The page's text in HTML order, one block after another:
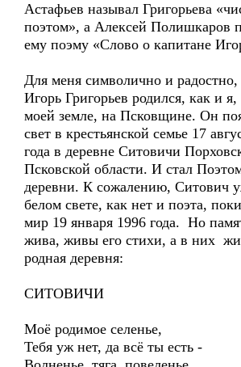
Астафьев называл Григорьева
поэтом», а Алексей Полишкаров
ему поэму «Слово о капитане
Для меня символично и радостно,
Игорь Григорьев родился, как и
моей земле, на Псковщине. Он
свет в крестьянской семье 17
года в деревне Ситовичи
Псковской области. И стал
деревни. К сожалению, Ситович
белом свете, как нет и поэта,
мир 19 января 1996 года. Но
жива, живы его стихи, а в них
родная деревня:
СИТОВИЧИ
Моё родимое селенье,
Тебя уж нет, да всё ты есть -